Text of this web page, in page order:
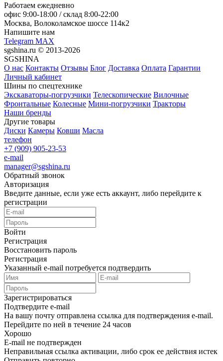
Работаем ежедневно
офис 9:00-18:00 / склад 8:00-22:00
Москва, Волоколамское шоссе 114к2
Напишите нам
Telegram MAX
sgshina.ru © 2013-2026
SGSHINA
О нас Контакты Отзывы Блог Доставка Оплата Гарантии
Личный кабинет
Шины по спецтехнике
Экскаваторы-погрузчики Телескопические Вилочные
Фронтальные Колесные Мини-погрузчики Тракторы
Наши бренды
Другие товары
Диски Камеры Ковши Масла
телефон
+7 (909) 905-23-53
e-mail
manager@sgshina.ru
Обратный звонок
Авторизация
Введите данные, если уже есть аккаунт, либо перейдите к
регистрации
Войти
Регистрация
Восстановить пароль
Регистрация
Указанный e-mail потребуется подтвердить
Зарегистрироваться
Подтвердите e-mail
На вашу почту отправлена ссылка для подтверждения e-mail.
Перейдите по ней в течение 24 часов
Хорошо
E-mail не подтвержден
Неправильная ссылка активации, либо срок ее действия истек